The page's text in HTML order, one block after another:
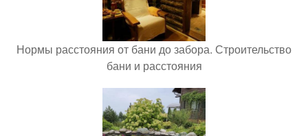
Нормы расстояния от бани до забора. Строительство
бани и расстояния